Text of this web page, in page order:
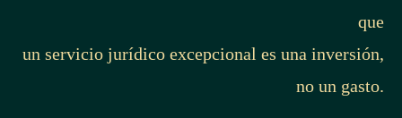
que
un servicio jurídico excepcional es una inversión,
no un gasto.